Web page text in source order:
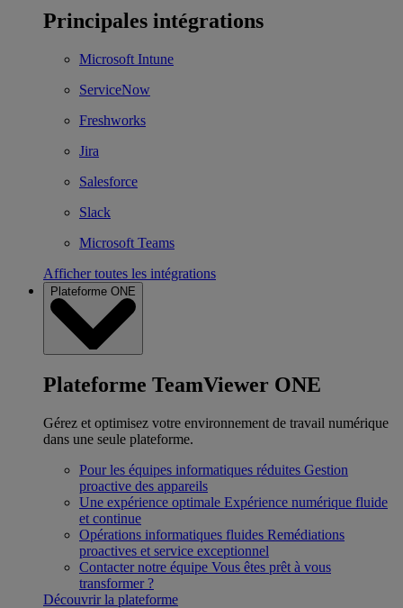
Principales intégrations
Microsoft Intune
ServiceNow
Freshworks
Jira
Salesforce
Slack
Microsoft Teams
Afficher toutes les intégrations
Plateforme ONE
Plateforme TeamViewer ONE
Gérez et optimisez votre environnement de travail numérique
dans une seule plateforme.
Pour les équipes informatiques réduites Gestion
proactive des appareils
Une expérience optimale Expérience numérique fluide
et continue
Opérations informatiques fluides Remédiations
proactives et service exceptionnel
Contacter notre équipe Vous êtes prêt à vous
transformer ?
Découvrir la plateforme